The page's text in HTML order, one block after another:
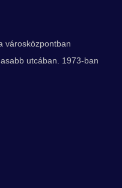
városközpontban
utcában. 1973-ban